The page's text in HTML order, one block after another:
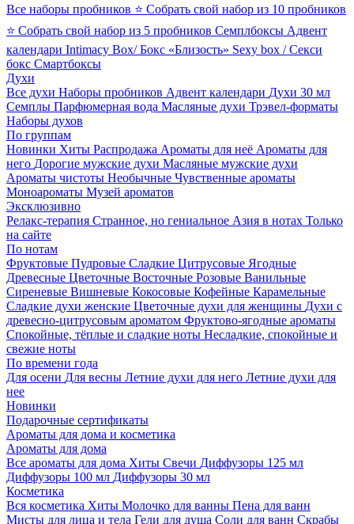
Все наборы пробников ⭐ Собрать свой набор из 10 пробников
⭐ Собрать свой набор из 5 пробников Семплбоксы Адвент
календари Intimacy Box/ Бокс «Близость» Sexy box / Секси
бокс Смартбоксы
Духи
Все духи Наборы пробников Адвент календари Духи 30 мл
Семплы Парфюмерная вода Масляные духи Трэвел-форматы
Наборы духов
По группам
Новинки Хиты Распродажа Ароматы для неё Ароматы для
него Дорогие мужские духи Масляные мужские духи
Ароматы чистоты Необычные Чувственные ароматы
Моноароматы Музей ароматов
Эксклюзивно
Релакс-терапия Странное, но гениальное Азия в нотах Только
на сайте
По нотам
Фруктовые Пудровые Сладкие Цитрусовые Ягодные
Древесные Цветочные Восточные Розовые Ванильные
Сиреневые Вишневые Кокосовые Кофейные Карамельные
Сладкие духи женские Цветочные духи для женщины Духи с
древесно-цитрусовым ароматом Фруктово-ягодные ароматы
Спокойные, тёплые и сладкие ноты Несладкие, спокойные и
свежие ноты
По времени года
Для осени Для весны Летние духи для него Летние духи для
нее
Новинки
Подарочные сертификаты
Ароматы для дома и косметика
Ароматы для дома
Все ароматы для дома Хиты Свечи Диффузоры 125 мл
Диффузоры 100 мл Диффузоры 30 мл
Косметика
Вся косметика Хиты Молочко для ванны Пена для ванн
Мисты для лица и тела Гели для душа Соли для ванн Скрабы